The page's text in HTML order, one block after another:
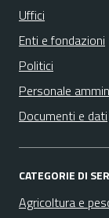
Uffici
Enti e fondazioni
Politici
Personale
Documenti e dati
CATEGORIE DI
Agricoltura e